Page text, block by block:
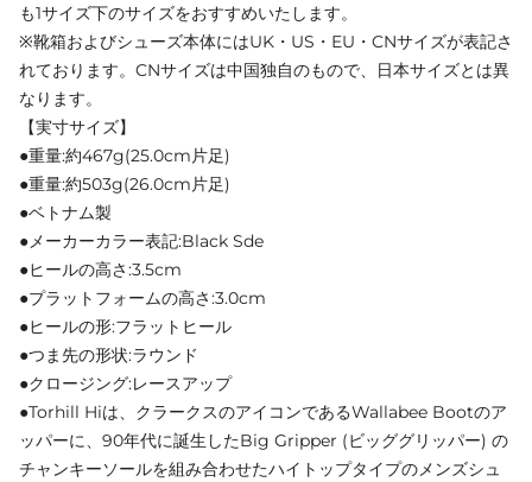
も1サイズ下のサイズをおすすめいたします。
※靴箱およびシューズ本体にはUK・US・EU・CNサイズが表記さ
れております。CNサイズは中国独自のもので、日本サイズとは異
なります。
【実寸サイズ】
●重量:約467g(25.0cm片足)
●重量:約503g(26.0cm片足)
●ベトナム製
●メーカーカラー表記:Black Sde
●ヒールの高さ:3.5cm
●プラットフォームの高さ:3.0cm
●ヒールの形:フラットヒール
●つま先の形状:ラウンド
●クロージング:レースアップ
●Torhill Hiは、クラークスのアイコンであるWallabee Bootのア
ッパーに、90年代に誕生したBig Gripper (ビッググリッパー) の
チャンキーソールを組み合わせたハイトップタイプのメンズシュ